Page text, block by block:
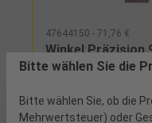
47644150 - 71,76 €
Winkel Präzision
L150x115mm
6 verfügbar
Bitte wählen Sie die
Bitte wählen Sie, ob die
Mehrwertsteuer) oder